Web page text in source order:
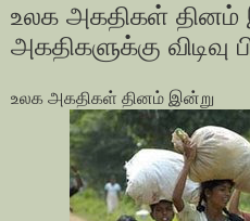
உலக அகதிகள்
அகதிகளுக்கு விடிவு
உலக அகதிகள் தினம் இன்று